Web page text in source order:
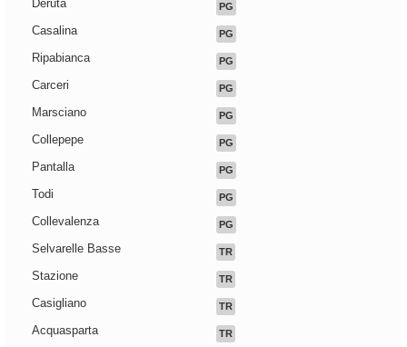
Deruta PG
Casalina PG
Ripabianca PG
Carceri PG
Marsciano PG
Collepepe PG
Pantalla PG
Todi PG
Collevalenza PG
Selvarelle Basse TR
Stazione TR
Casigliano TR
Acquasparta TR